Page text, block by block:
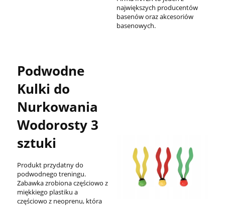
największych producentów
basenów oraz akcesoriów
basenowych.
Podwodne
Kulki do
Nurkowania
Wodorosty 3
sztuki
Produkt przydatny do
podwodnego treningu.
Zabawka zrobiona częściowo z
miękkiego plastiku a
częściowo z neoprenu, która